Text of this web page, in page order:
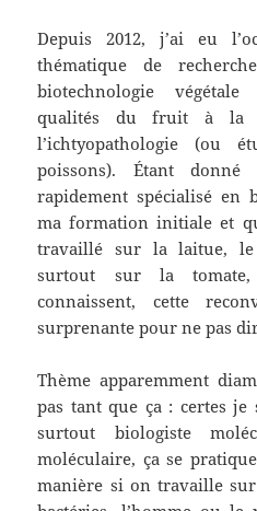
Depuis 2012, j’ai eu
thématique de
biotechnologie
qualités du fruit à la
l’ichtyopathologie (ou
poissons). Étant
rapidement spécialisé en
ma formation initiale et
travaillé sur la laitue, le
surtout sur la
connaissent, cette
surprenante pour ne pas
Thème apparemment
pas tant que ça : certes je
surtout biologiste
moléculaire, ça se
manière si on travaille